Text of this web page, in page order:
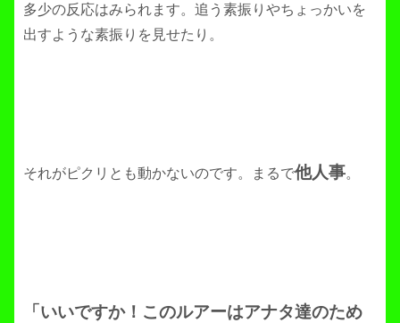
多少の反応はみられます。追う素振りやちょっかいを
出すような素振りを見せたり。
それがピクリとも動かないのです。まるで他人事。
「いいですか！このルアーはアナタ達のため